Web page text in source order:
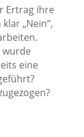
Ertrag ihre
„Nein“,
wurde
eine